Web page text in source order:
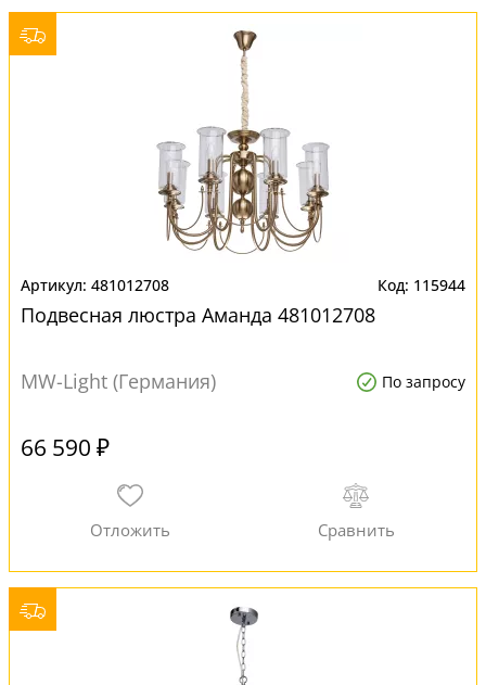
481012708 115944
Подвесная люстра Аманда 481012708
MW-Light (Германия) По запросу
66 590 ₽